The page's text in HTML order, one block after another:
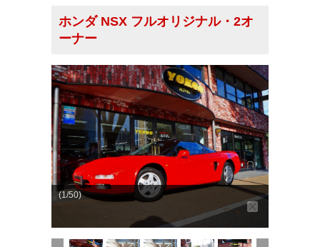
ホンダ NSX フルオリジナル・2オ
ーナー
(1/50)